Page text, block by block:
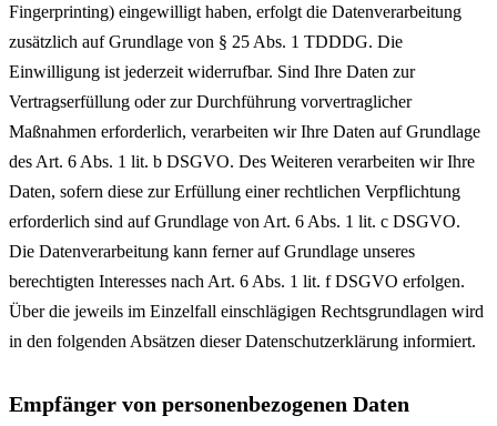
Fingerprinting) eingewilligt haben, erfolgt die Datenverarbeitung
zusätzlich auf Grundlage von § 25 Abs. 1 TDDDG. Die
Einwilligung ist jederzeit widerrufbar. Sind Ihre Daten zur
Vertragserfüllung oder zur Durchführung vorvertraglicher
Maßnahmen erforderlich, verarbeiten wir Ihre Daten auf Grundlage
des Art. 6 Abs. 1 lit. b DSGVO. Des Weiteren verarbeiten wir Ihre
Daten, sofern diese zur Erfüllung einer rechtlichen Verpflichtung
erforderlich sind auf Grundlage von Art. 6 Abs. 1 lit. c DSGVO.
Die Datenverarbeitung kann ferner auf Grundlage unseres
berechtigten Interesses nach Art. 6 Abs. 1 lit. f DSGVO erfolgen.
Über die jeweils im Einzelfall einschlägigen Rechtsgrundlagen wird
in den folgenden Absätzen dieser Datenschutzerklärung informiert.
Empfänger von personenbezogenen Daten